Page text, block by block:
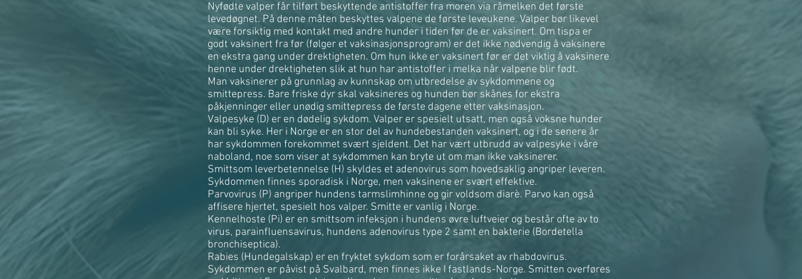
Nyfødte valper får tilført beskyttende antistoffer fra moren via råmelken det første
levedøgnet. På denne måten beskyttes valpene de første leveukene. Valper bør likevel
være forsiktig med kontakt med andre hunder i tiden før de er vaksinert. Om tispa er
godt vaksinert fra før (følger et vaksinasjonsprogram) er det ikke nødvendig å vaksinere
en ekstra gang under drektigheten. Om hun ikke er vaksinert før er det viktig å vaksinere
henne under drektigheten slik at hun har antistoffer i melka når valpene blir født.
Man vaksinerer på grunnlag av kunnskap om utbredelse av sykdommene og
smittepress. Bare friske dyr skal vaksineres og hunden bør skånes for ekstra
påkjenninger eller unødig smittepress de første dagene etter vaksinasjon.
Valpesyke (D) er en dødelig sykdom. Valper er spesielt utsatt, men også voksne hunder
kan bli syke. Her i Norge er en stor del av hundebestanden vaksinert, og i de senere år
har sykdommen forekommet svært sjeldent. Det har vært utbrudd av valpesyke i våre
naboland, noe som viser at sykdommen kan bryte ut om man ikke vaksinerer.
Smittsom leverbetennelse (H) skyldes et adenovirus som hovedsaklig angriper leveren.
Sykdommen finnes sporadisk i Norge, men vaksinene er svært effektive.
Parvovirus (P) angriper hundens tarmslimhinne og gir voldsom diarè. Parvo kan også
affisere hjertet, spesielt hos valper. Smitte er vanlig i Norge.
Kennelhoste (Pi) er en smittsom infeksjon i hundens øvre luftveier og består ofte av to
virus, parainfluensavirus, hundens adenovirus type 2 samt en bakterie (Bordetella
bronchiseptica).
Rabies (Hundegalskap) er en fryktet sykdom som er forårsaket av rhabdovirus.
Sykdommen er påvist på Svalbard, men finnes ikke I fastlands-Norge. Smitten overføres